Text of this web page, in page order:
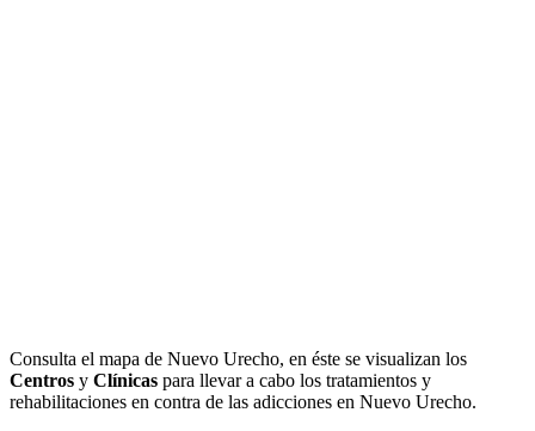
Consulta el mapa de Nuevo Urecho, en éste se visualizan los
Centros y Clínicas para llevar a cabo los tratamientos y
rehabilitaciones en contra de las adicciones en Nuevo Urecho.